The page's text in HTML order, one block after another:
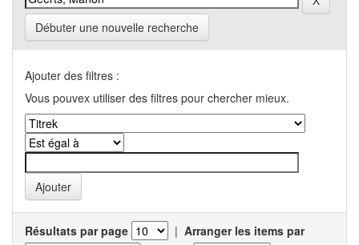
Débuter une nouvelle recherche
Ajouter des filtres :
Vous pouvex utiliser des filtres pour chercher mieux.
Résultats par page | Arranger les items par